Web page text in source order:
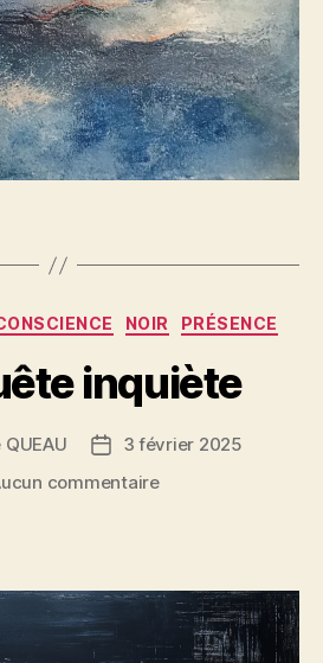
Catégories
NOIR PRÉSENCE
inquiète
Date3 février 2025
commentairesur